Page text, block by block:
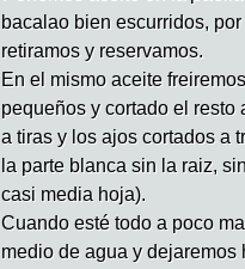
bacalao bien escurridos,
retiramos y reservamos.
En el mismo aceite
pequeños y cortado el resto
a tiras y los ajos cortados a
la parte blanca sin la raiz,
casi media hoja).
Cuando esté todo a poco
medio de agua y